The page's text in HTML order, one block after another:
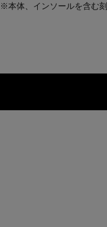
※本体、インソールを含む